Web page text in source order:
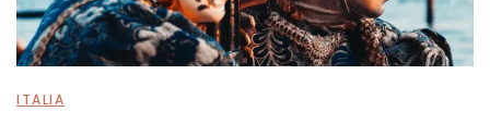
ITALIA